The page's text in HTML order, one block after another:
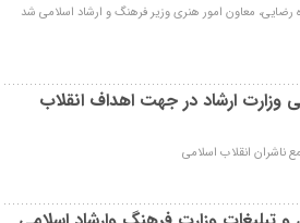
رضایی، معاون امور هنری وزیر فرهنگ و ارشاد اسلامی شد
ارشاد در جهت اهداف انقلاب
ناشران انقلاب اسلامی